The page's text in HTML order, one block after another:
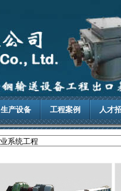
生产设备 工程案例 人才